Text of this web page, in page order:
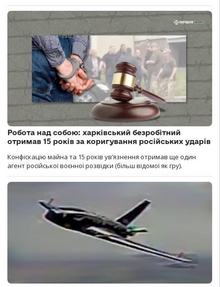
Робота над собою: харківський безробітний
отримав 15 років за коригування російських ударів
Конфіскацію майна та 15 років увʼязнення отримав ще один
агент російської воєнної розвідки (більш відомої як гру).